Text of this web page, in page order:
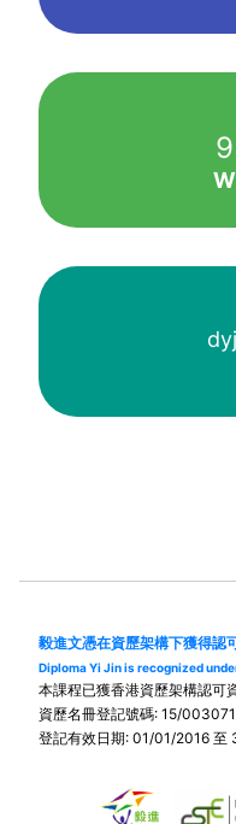
毅進文憑在資歷架構下獲得認
Diploma Yi Jin is recognized
本課程已獲香港資歷架構認可
資歷名冊登記號碼: 15/
登記有效日期: 01/01/2016 至